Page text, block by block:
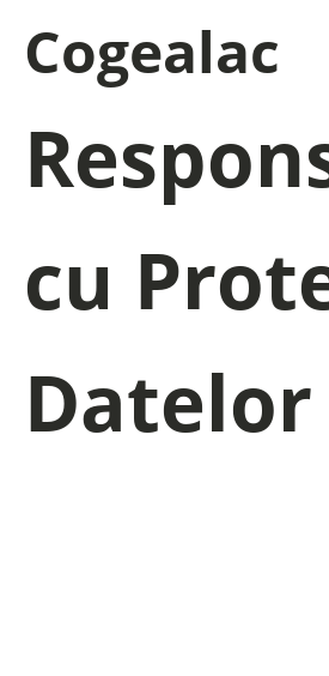
Cogealac
cu
Datelor